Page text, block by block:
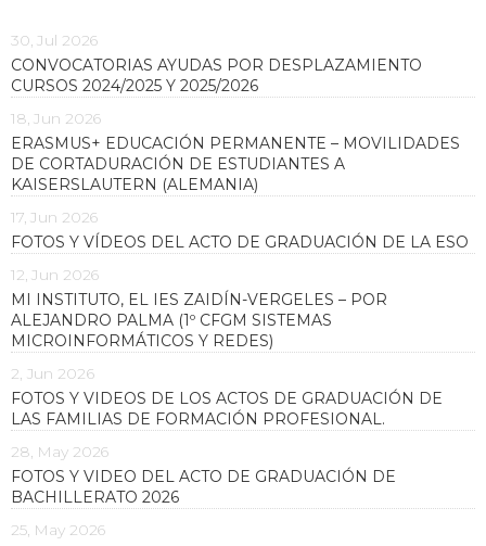
30, Jul 2026
CONVOCATORIAS AYUDAS POR DESPLAZAMIENTO
CURSOS 2024/2025 Y 2025/2026
18, Jun 2026
ERASMUS+ EDUCACIÓN PERMANENTE – MOVILIDADES
DE CORTADURACIÓN DE ESTUDIANTES A
KAISERSLAUTERN (ALEMANIA)
17, Jun 2026
FOTOS Y VÍDEOS DEL ACTO DE GRADUACIÓN DE LA ESO
12, Jun 2026
MI INSTITUTO, EL IES ZAIDÍN-VERGELES – POR
ALEJANDRO PALMA (1º CFGM SISTEMAS
MICROINFORMÁTICOS Y REDES)
2, Jun 2026
FOTOS Y VIDEOS DE LOS ACTOS DE GRADUACIÓN DE
LAS FAMILIAS DE FORMACIÓN PROFESIONAL.
28, May 2026
FOTOS Y VIDEO DEL ACTO DE GRADUACIÓN DE
BACHILLERATO 2026
25, May 2026